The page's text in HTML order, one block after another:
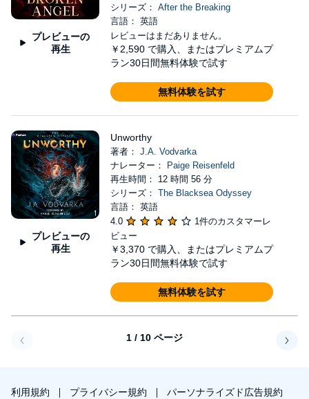
プレビューの
再生
シリーズ： After the Breaking
言語： 英語
レビューはまだありません。
￥2,590 で購入、またはプレミアムプ
ラン30日間無料体験で試す
無料体験を試す
プレビューの
再生
Unworthy
著者： J.A. Vodvarka
ナレーター：
Paige Reisenfeld
再生時間： 12 時間 56 分
シリーズ： The Blacksea Odyssey
言語： 英語
4.0
1件のカスタマーレ
ビュー
￥3,370 で購入、またはプレミアムプ
ラン30日間無料体験で試す
無料体験を試す
1 / 10 ページ
利用規約 プライバシー規約 パーソナライズド広告規約